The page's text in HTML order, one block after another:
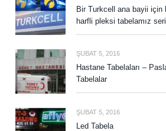
Bir Turkcell ana bayii için
harfli pleksi tabelamız
ŞUBAT 5, 2016
Hastane Tabelaları –
Tabelalar
ŞUBAT 5, 2016
Led Tabela